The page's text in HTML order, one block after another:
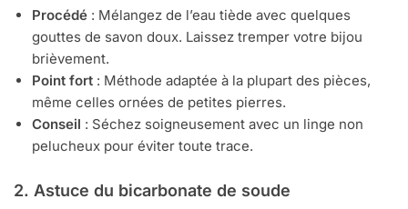
Procédé : Mélangez de l’eau tiède avec quelques
gouttes de savon doux. Laissez tremper votre bijou
brièvement.
Point fort : Méthode adaptée à la plupart des pièces,
même celles ornées de petites pierres.
Conseil : Séchez soigneusement avec un linge non
pelucheux pour éviter toute trace.
2. Astuce du bicarbonate de soude